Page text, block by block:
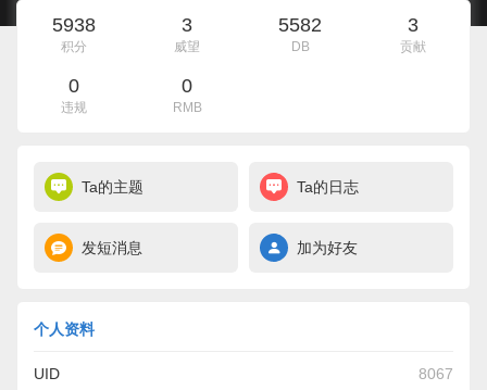
5938
积分
3
威望
5582
DB
3
贡献
0
违规
0
RMB
Ta的主题 Ta的日志
发短消息 加为好友
个人资料
UID 8067